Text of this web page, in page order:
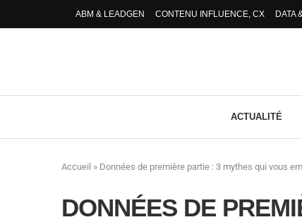
ABM & LEADGEN CONTENU INFLUENCE, CX DATA
ACTUALITÉ
Accueil » Données de première partie : 3 mythes qui vous
DONNÉES DE